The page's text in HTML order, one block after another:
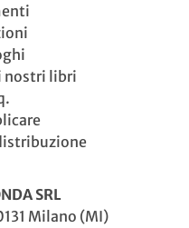
nostri libri
SRL
Milano (MI)